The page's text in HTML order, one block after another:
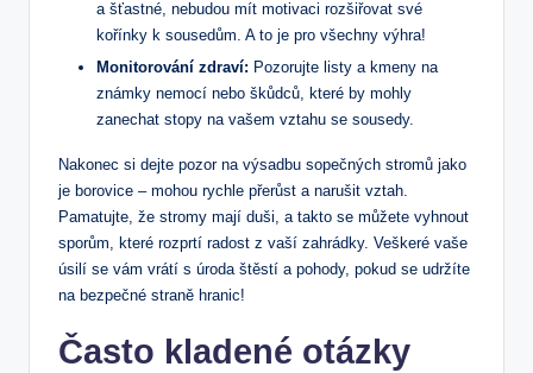
a šťastné, nebudou mít motivaci rozšiřovat své
kořínky k sousedům. A to je pro všechny výhra!
Monitorování zdraví: Pozorujte listy a kmeny na
známky nemocí nebo škůdců, které by mohly
zanechat stopy na vašem vztahu se sousedy.
Nakonec si dejte pozor na výsadbu sopečných stromů jako
je borovice – mohou rychle přerůst a narušit vztah.
Pamatujte, že stromy mají duši, a takto se můžete vyhnout
sporům, které rozprtí radost z vaší zahrádky. Veškeré vaše
úsilí se vám vrátí s úroda štěstí a pohody, pokud se udržíte
na bezpečné straně hranic!
Často kladené otázky